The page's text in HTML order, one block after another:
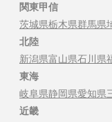
関東甲信
茨城県栃木県群馬県
北陸
新潟県富山県石川県
東海
岐阜県静岡県愛知県
近畿